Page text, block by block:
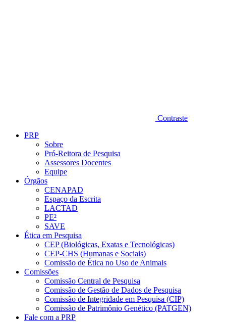
Contraste
PRP
Sobre
Pró-Reitora de Pesquisa
Assessores Docentes
Equipe
Órgãos
CENAPAD
Espaço da Escrita
LACTAD
PE²
SAVE
Ética em Pesquisa
CEP (Biológicas, Exatas e Tecnológicas)
CEP-CHS (Humanas e Sociais)
Comissão de Ética no Uso de Animais
Comissões
Comissão Central de Pesquisa
Comissão de Gestão de Dados de Pesquisa
Comissão de Integridade em Pesquisa (CIP)
Comissão de Patrimônio Genético (PATGEN)
Fale com a PRP